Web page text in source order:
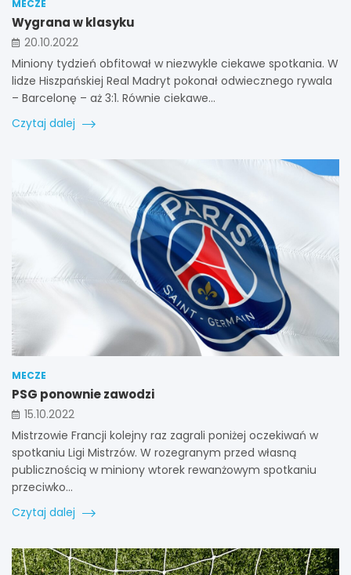
MECZE
Wygrana w klasyku
20.10.2022
Miniony tydzień obfitował w niezwykle ciekawe spotkania. W
lidze Hiszpańskiej Real Madryt pokonał odwiecznego rywala
– Barcelonę – aż 3:1. Równie ciekawe…
Czytaj dalej
MECZE
PSG ponownie zawodzi
15.10.2022
Mistrzowie Francji kolejny raz zagrali poniżej oczekiwań w
spotkaniu Ligi Mistrzów. W rozegranym przed własną
publicznością w miniony wtorek rewanżowym spotkaniu
przeciwko…
Czytaj dalej